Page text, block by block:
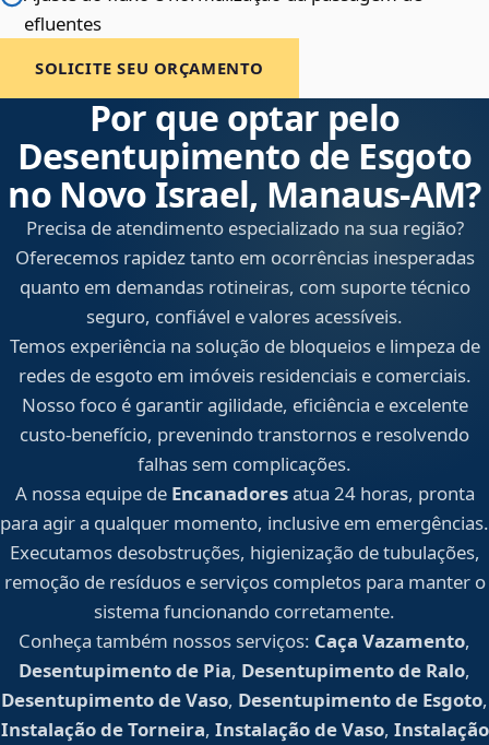
efluentes
SOLICITE SEU ORÇAMENTO
Por que optar pelo
Desentupimento de Esgoto
no Novo Israel, Manaus‑AM?
Precisa de atendimento especializado na sua região?
Oferecemos rapidez tanto em ocorrências inesperadas
quanto em demandas rotineiras, com suporte técnico
seguro, confiável e valores acessíveis.
Temos experiência na solução de bloqueios e limpeza de
redes de esgoto em imóveis residenciais e comerciais.
Nosso foco é garantir agilidade, eficiência e excelente
custo-benefício, prevenindo transtornos e resolvendo
falhas sem complicações.
A nossa equipe de Encanadoresatua 24 horas, pronta
para agir a qualquer momento, inclusive em emergências.
Executamos desobstruções, higienização de tubulações,
remoção de resíduos e serviços completos para manter o
sistema funcionando corretamente.
Conheça também nossos serviços: Caça Vazamento,
Desentupimento de Pia, Desentupimento de Ralo,
Desentupimento de Vaso, Desentupimento de Esgoto,
Instalação de Torneira, Instalação de Vaso, Instalação